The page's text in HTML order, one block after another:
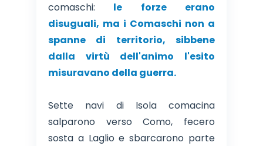
comaschi: le forze erano
disuguali, ma i Comaschi non a
spanne di territorio, sibbene
dalla virtù dell'animo l'esito
misuravano della guerra.
Sette navi di Isola comacina
salparono verso Como, fecero
sosta a Laglio e sbarcarono parte